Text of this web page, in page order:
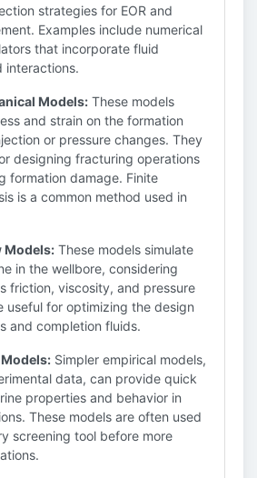
strategies for EOR and
Examples include numerical
that incorporate fluid
interactions.
Models: These models
and strain on the formation
or pressure changes. They
designing fracturing operations
formation damage. Finite
is a common method used in
Models: These models simulate
in the wellbore, considering
friction, viscosity, and pressure
useful for optimizing the design
and completion fluids.
Simpler empirical models,
data, can provide quick
properties and behavior in
These models are often used
screening tool before more